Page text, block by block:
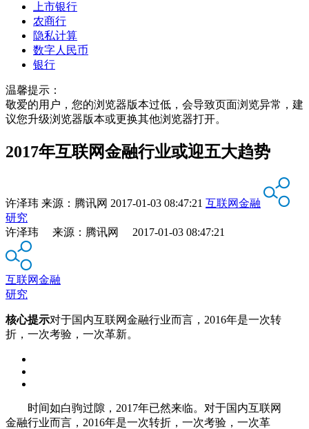
上市银行
农商行
隐私计算
数字人民币
银行
温馨提示：
敬爱的用户，您的浏览器版本过低，会导致页面浏览异常，建
议您升级浏览器版本或更换其他浏览器打开。
2017年互联网金融行业或迎五大趋势
许泽玮 来源： 腾讯网 2017-01-03 08:47:21 互联网金融
研究
许泽玮 来源：腾讯网 2017-01-03 08:47:21
互联网金融
研究
核心提示对于国内互联网金融行业而言，2016年是一次转
折，一次考验，一次革新。
时间如白驹过隙，2017年已然来临。对于国内互联网
金融行业而言，2016年是一次转折，一次考验，一次革